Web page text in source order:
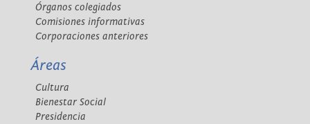
Órganos colegiados
Comisiones informativas
Corporaciones anteriores
Áreas
Cultura
Bienestar Social
Presidencia